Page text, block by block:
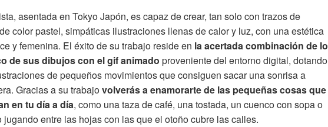
asentada en Tokyo Japón, es capaz de crear, tan solo con trazos de
color pastel, simpáticas ilustraciones llenas de calor y luz, con una estética
y femenina. El éxito de su trabajo reside en la acertada combinación de lo
de sus dibujos con el gif animado proveniente del entorno digital, dotando
de pequeños movimientos que consiguen sacar una sonrisa a
Gracias a su trabajovolverás a enamorarte de las pequeñas cosas que
en tu día a día, como una taza de café, una tostada, un cuenco con sopa o
jugando entre las hojas con las que el otoño cubre las calles.